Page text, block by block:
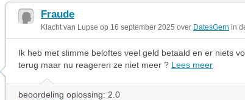
Fraude
Klacht van Lupse op 16 september 2025 over DatesGern in
Ik heb met slimme beloftes veel geld betaald en er niets
terug maar nu reageren ze niet meer ? Lees meer
beoordeling oplossing: 2.0